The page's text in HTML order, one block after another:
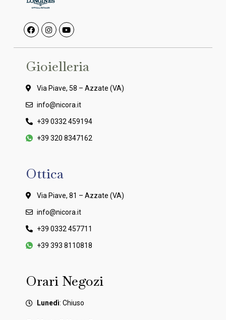
Gioielleria
Via Piave, 58 – Azzate (VA)
info@nicora.it
+39 0332 459194
+39 320 8347162
Ottica
Via Piave, 81 – Azzate (VA)
info@nicora.it
+39 0332 457711
+39 393 8110818
Orari Negozi
Lunedì: Chiuso